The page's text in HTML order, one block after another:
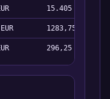
15.405
EUR 1283,75
296,25